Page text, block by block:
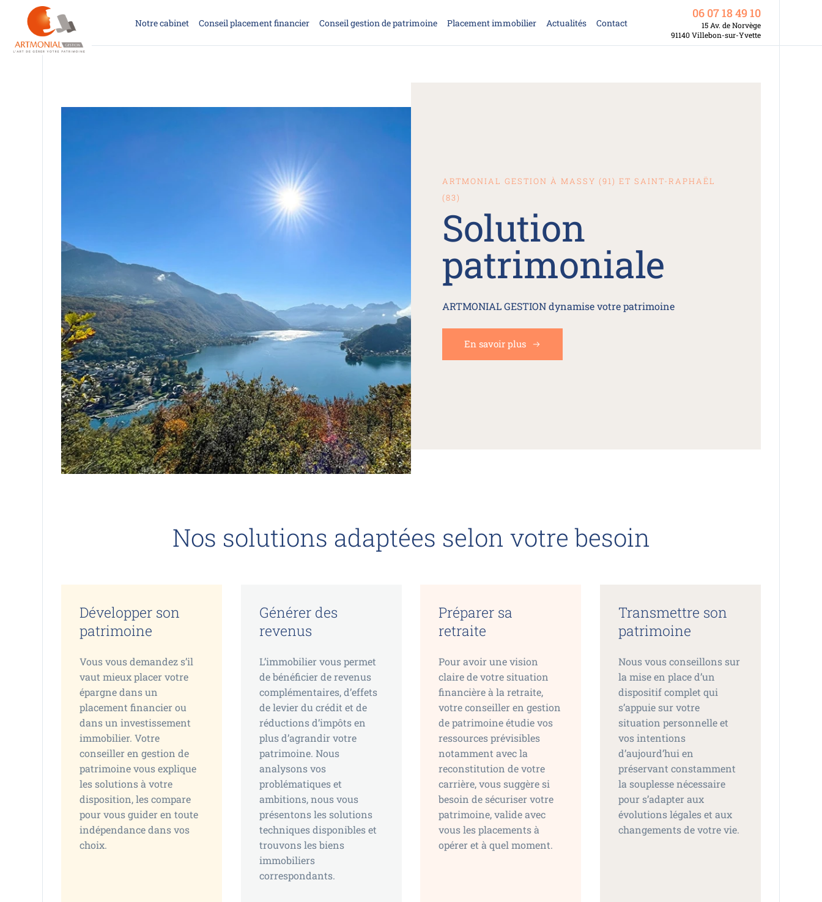
Notre cabinet Conseil placement financier Conseil gestion de patrimoine Placement immobilier Actualités Contact
06 07 18 49 10
15 Av. de Norvège
91140 Villebon-sur-Yvette
ARTMONIAL GESTION À MASSY (91) ET SAINT-RAPHAËL
(83)
Solution
patrimoniale
ARTMONIAL GESTION dynamise votre patrimoine
En savoir plus
Nos solutions adaptées selon votre besoin
Développer son
patrimoine
Vous vous demandez s’il
vaut mieux placer votre
épargne dans un
placement financier ou
dans un investissement
immobilier. Votre
conseiller en gestion de
patrimoine vous explique
les solutions à votre
disposition, les compare
pour vous guider en toute
indépendance dans vos
choix.
Générer des
revenus
L’immobilier vous permet
de bénéficier de revenus
complémentaires, d’effets
de levier du crédit et de
réductions d’impôts en
plus d’agrandir votre
patrimoine. Nous
analysons vos
problématiques et
ambitions, nous vous
présentons les solutions
techniques disponibles et
trouvons les biens
immobiliers
correspondants.
Préparer sa
retraite
Pour avoir une vision
claire de votre situation
financière à la retraite,
votre conseiller en gestion
de patrimoine étudie vos
ressources prévisibles
notamment avec la
reconstitution de votre
carrière, vous suggère si
besoin de sécuriser votre
patrimoine, valide avec
vous les placements à
opérer et à quel moment.
Transmettre son
patrimoine
Nous vous conseillons sur
la mise en place d’un
dispositif complet qui
s’appuie sur votre
situation personnelle et
vos intentions
d’aujourd’hui en
préservant constamment
la souplesse nécessaire
pour s’adapter aux
évolutions légales et aux
changements de votre vie.